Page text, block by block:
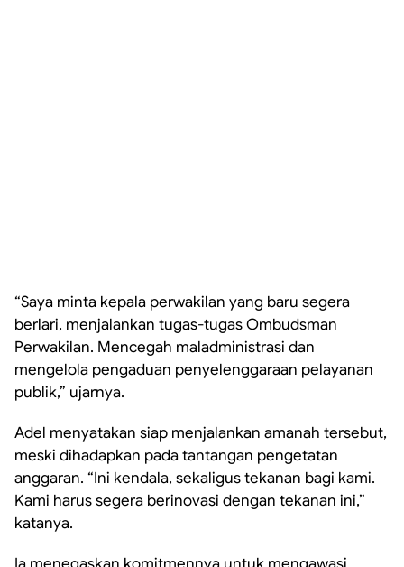
“Saya minta kepala perwakilan yang baru segera
berlari, menjalankan tugas-tugas Ombudsman
Perwakilan. Mencegah maladministrasi dan
mengelola pengaduan penyelenggaraan pelayanan
publik,” ujarnya.
Adel menyatakan siap menjalankan amanah tersebut,
meski dihadapkan pada tantangan pengetatan
anggaran. “Ini kendala, sekaligus tekanan bagi kami.
Kami harus segera berinovasi dengan tekanan ini,”
katanya.